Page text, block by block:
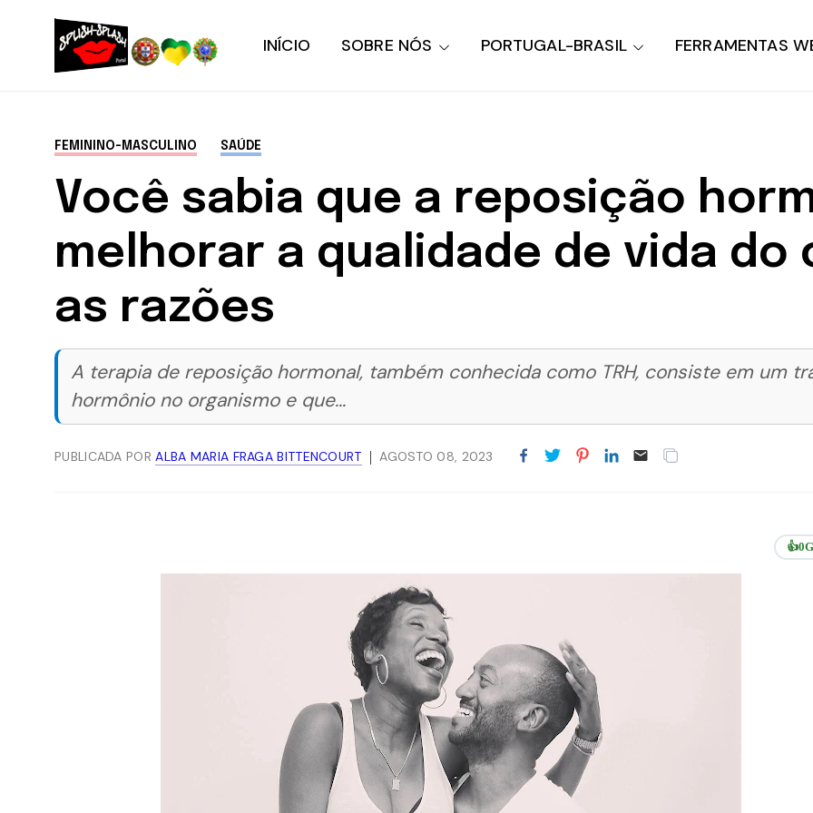
INÍCIO SOBRE NÓS PORTUGAL-BRASIL FERRAMENTAS
FEMININO-MASCULINO SAÚDE
Você sabia que a reposição
melhorar a qualidade de vida do
as razões
A terapia de reposição hormonal, também conhecida como TRH, consiste em um
hormônio no organismo e que...
PUBLICADA PORALBA MARIA FRAGA BITTENCOURT AGOSTO 08, 2023
👍0